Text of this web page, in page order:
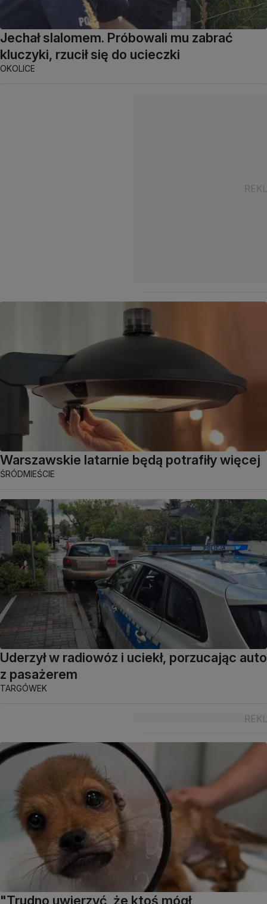
Jechał slalomem. Próbowali mu zabrać
kluczyki, rzucił się do ucieczki
OKOLICE
Warszawskie latarnie będą potrafiły więcej
ŚRÓDMIEŚCIE
Uderzył w radiowóz i uciekł, porzucając auto
z pasażerem
TARGÓWEK
"Trudno uwierzyć, że ktoś mógł